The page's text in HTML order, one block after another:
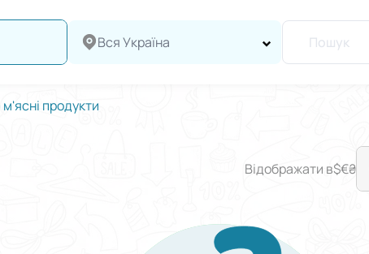
Вся Україна Пошук
продукти
Відображати в$€₴